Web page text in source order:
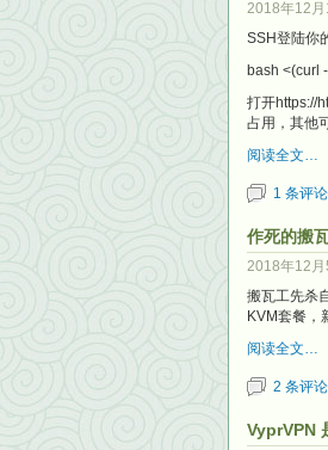
2018年12月
SSH登陆你
bash <(curl
打开https://
占用，其他
阅读全文…
1 条评论
作死的搬
2018年12月
搬瓦工先杀
KVM套餐，
阅读全文…
2 条评论
VyprVPN